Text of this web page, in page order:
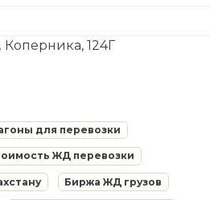
Коперника, 124Г
для перевозки
ЖД перевозки
Биржа ЖД грузов